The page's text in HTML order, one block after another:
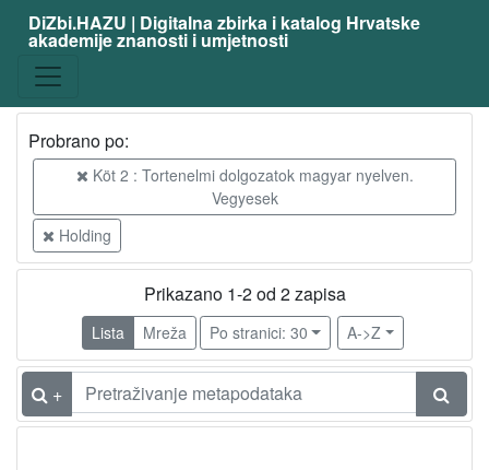
DiZbi.HAZU | Digitalna zbirka i katalog Hrvatske
akademije znanosti i umjetnosti
Probrano po:
Köt 2 : Tortenelmi dolgozatok magyar nyelven.
Vegyesek
Holding
Prikazano 1-2 od 2 zapisa
Lista Mreža Po stranici: 30 A->Z
+